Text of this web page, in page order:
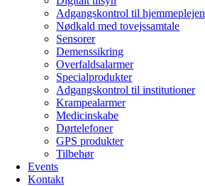
Adgangskontrol til hjemmeplejen
Nødkald med tovejssamtale
Sensorer
Demenssikring
Overfaldsalarmer
Specialprodukter
Adgangskontrol til institutioner
Krampealarmer
Medicinskabe
Dørtelefoner
GPS produkter
Tilbehør
Events
Kontakt